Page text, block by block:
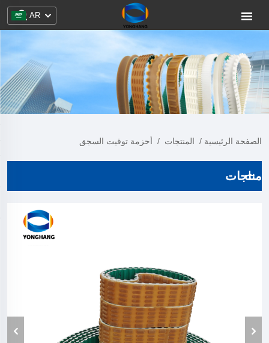
AR
الصفحة الرئيسية / المنتجات / أحزمة توقيت السجق
منتجات